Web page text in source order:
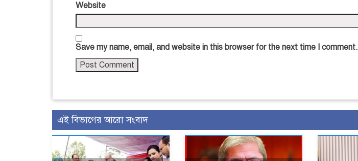
Website
Save my name, email, and website in this browser for the next time I comment.
এই বিভাগের আরো সংবাদ